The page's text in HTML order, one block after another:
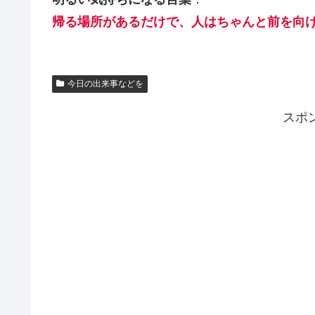
帰る場所があるだけで、人はちゃんと前を向け
今日の出来事などを
スポ